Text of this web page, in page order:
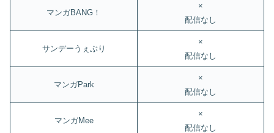
マンガBANG！
×
配信なし
サンデーうぇぶり
×
配信なし
マンガPark
×
配信なし
マンガMee
×
配信なし